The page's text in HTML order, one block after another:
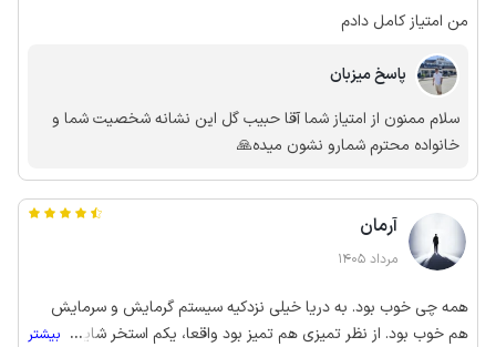
من امتیاز کامل دادم
پاسخ میزبان
سلام ممنون از امتیاز شما آقا حبیب گل این نشانه شخصیت شما و
خانواده محترم شمارو نشون میده🙏
آرمان
مرداد 1405
همه چی خوب بود. به دریا خیلی نزدکیه سیستم گرمایش و سرمایش
هم خوب بود. از نظر تمیزی هم تمیز بود واقعا، یکم استخر شاید آنچنان
... بیشتر